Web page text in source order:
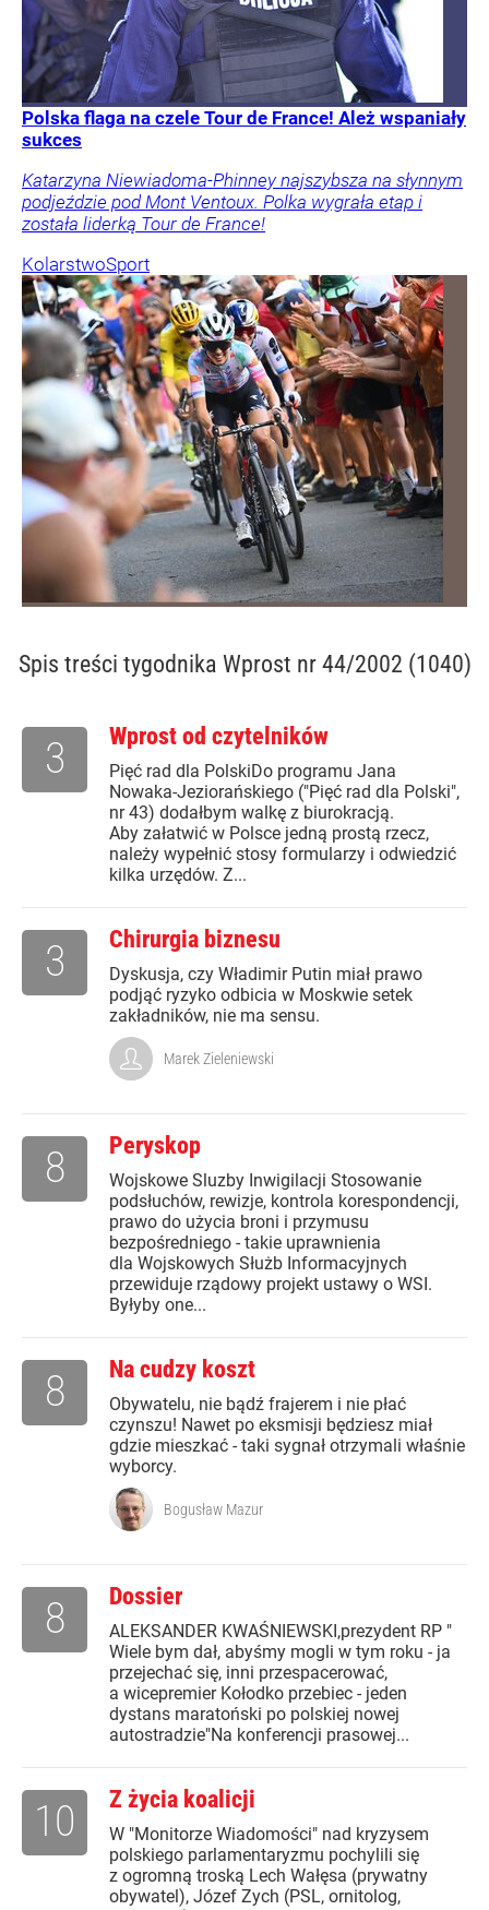
Polska flaga na czele Tour de France! Ależ wspaniały
sukces
Katarzyna Niewiadoma-Phinney najszybsza na słynnym
podjeździe pod Mont Ventoux. Polka wygrała etap i
została liderką Tour de France!
KolarstwoSport
Spis treści tygodnika Wprost nr 44/2002 (1040)
Wprost od czytelników
Pięć rad dla PolskiDo programu Jana
Nowaka-Jeziorańskiego ("Pięć rad dla Polski",
nr 43) dodałbym walkę z biurokracją.
Aby załatwić w Polsce jedną prostą rzecz,
należy wypełnić stosy formularzy i odwiedzić
kilka urzędów. Z...
3
Chirurgia biznesu
Dyskusja, czy Władimir Putin miał prawo
podjąć ryzyko odbicia w Moskwie setek
zakładników, nie ma sensu.
3
Marek Zieleniewski
Peryskop
Wojskowe Sluzby Inwigilacji Stosowanie
podsłuchów, rewizje, kontrola korespondencji,
prawo do użycia broni i przymusu
bezpośredniego - takie uprawnienia
dla Wojskowych Służb Informacyjnych
przewiduje rządowy projekt ustawy o WSI.
Byłyby one...
8
Na cudzy koszt
Obywatelu, nie bądź frajerem i nie płać
czynszu! Nawet po eksmisji będziesz miał
gdzie mieszkać - taki sygnał otrzymali właśnie
wyborcy.
8
Bogusław Mazur
Dossier
ALEKSANDER KWAŚNIEWSKI,prezydent RP "
Wiele bym dał, abyśmy mogli w tym roku - ja
przejechać się, inni przespacerować,
a wicepremier Kołodko przebiec - jeden
dystans maratoński po polskiej nowej
autostradzie"Na konferencji prasowej...
8
Z życia koalicji
W "Monitorze Wiadomości" nad kryzysem
polskiego parlamentaryzmu pochylili się
z ogromną troską Lech Wałęsa (prywatny
obywatel), Józef Zych (PSL, ornitolog,
10